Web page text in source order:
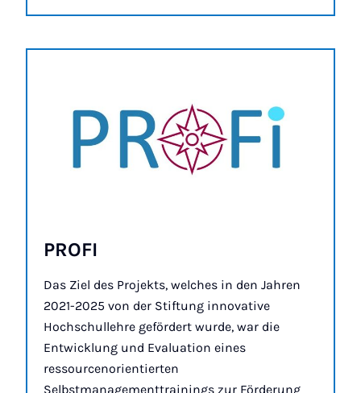
PRO­FI
Das Ziel des Projekts, welches in den Jahren
2021-2025 von der Stiftung innovative
Hochschullehre gefördert wurde, war die
Entwicklung und Evaluation eines
ressourcenorientierten
Selbstmanagementtrainings zur Förderung